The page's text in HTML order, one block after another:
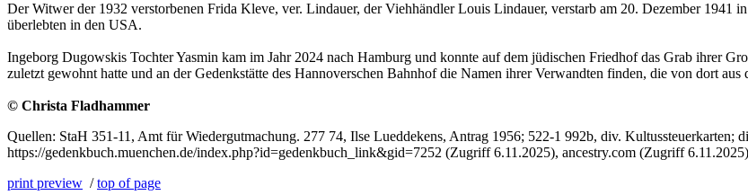
Der Witwer der 1932 verstorbenen Frida Kleve, ver. Lindauer, der Viehhändler Louis Lindauer, verstarb am 20. Dezember 1941
überlebten in den USA.
Ingeborg Dugowskis Tochter Yasmin kam im Jahr 2024 nach Hamburg und konnte auf dem jüdischen Friedhof das Grab ihrer
zuletzt gewohnt hatte und an der Gedenkstätte des Hannoverschen Bahnhof die Namen ihrer Verwandten finden, die von dort aus
© Christa Fladhammer
Quellen: StaH 351-11, Amt für Wiedergutmachung. 277 74, Ilse Lueddekens, Antrag 1956; 522-1 992b, div. Kultussteuerkarten;
https://gedenkbuch.muenchen.de/index.php?id=gedenkbuch_link&gid=7252 (Zugriff 6.11.2025), ancestry.com (Zugriff
print preview /top of page